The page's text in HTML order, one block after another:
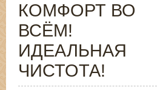
КОМФОРТ ВО
ВСЁМ!
ИДЕАЛЬНАЯ
ЧИСТОТА!